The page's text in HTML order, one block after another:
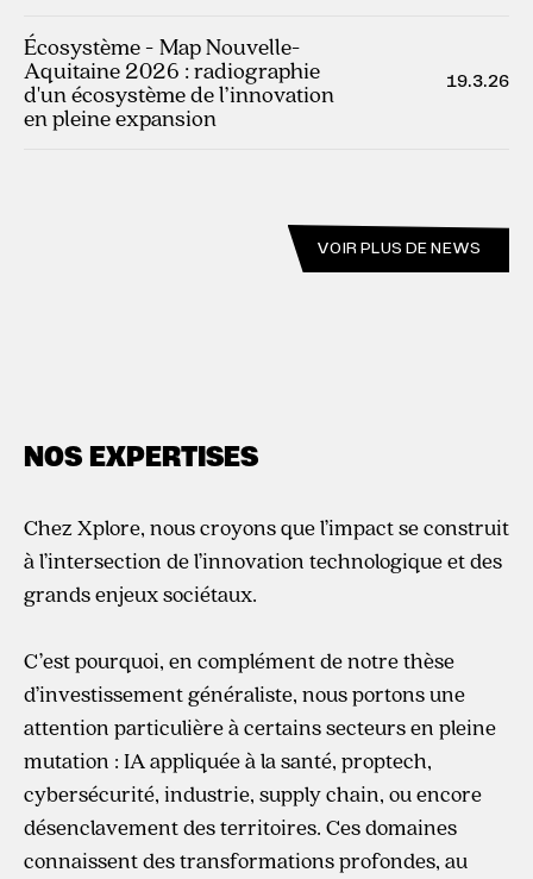
Écosystème - Map Nouvelle-
Aquitaine 2026 : radiographie
d'un écosystème de l’innovation
en pleine expansion
19.3.26
VOIR PLUS DE NEWS
NOS EXPERTISES
Chez Xplore, nous croyons que l’impact se construit
à l’intersection de l’innovation technologique et des
grands enjeux sociétaux.
C’est pourquoi, en complément de notre thèse
d’investissement généraliste, nous portons une
attention particulière à certains secteurs en pleine
mutation : IA appliquée à la santé, proptech,
cybersécurité, industrie, supply chain, ou encore
désenclavement des territoires. Ces domaines
connaissent des transformations profondes, au